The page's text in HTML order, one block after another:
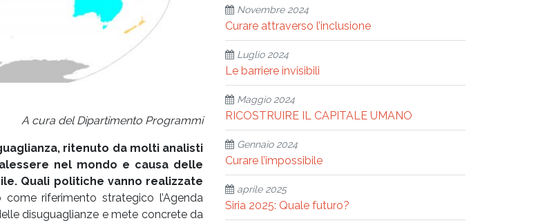
A cura del Dipartimento Programmi
ritenuto da molti analisti
nel mondo e causa delle
Quali politiche vanno realizzate
come riferimento strategico l’Agenda
disuguaglianze e mete concrete da
Novembre 2024
Curare attraverso l’inclusione
Luglio 2024
Le barriere invisibili
Maggio 2024
RICOSTRUIRE IL CAPITALE UMANO
Gennaio 2024
Curare l’impossibile
aprile 2025
Siria 2025: Quale futuro?